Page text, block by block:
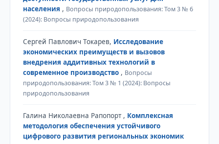
населения , Вопросы природопользования: Том 3 № 6
(2024): Вопросы природопользования
Сергей Павлович Токарев, Исследование
экономических преимуществ и вызовов
внедрения аддитивных технологий в
современное производство , Вопросы
природопользования: Том 3 № 1 (2024): Вопросы
природопользования
Галина Николаевна Рапопорт , Комплексная
методология обеспечения устойчивого
цифрового развития региональных экономик